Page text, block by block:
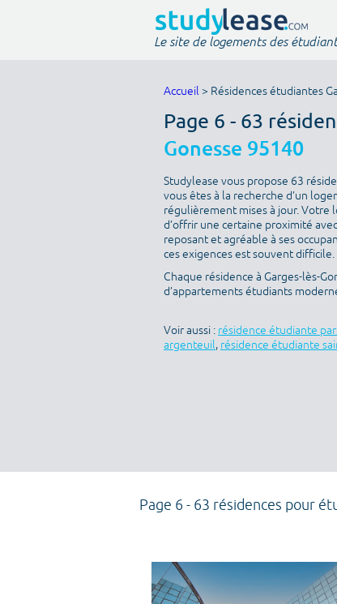
Le site de logements des
Accueil > Résidences étudiantes
Page 6 - 63
Gonesse 95140
Studylease vous propose 63
vous êtes à la recherche d’un
régulièrement mises à jour. Votre
d’offrir une certaine proximité
reposant et agréable à ses
ces exigences est souvent difficile.
Chaque résidence à Garges-lès-
d’appartements étudiants
Voir aussi : résidence étudiante
argenteuil, résidence étudiante
Page 6 - 63 résidences pour